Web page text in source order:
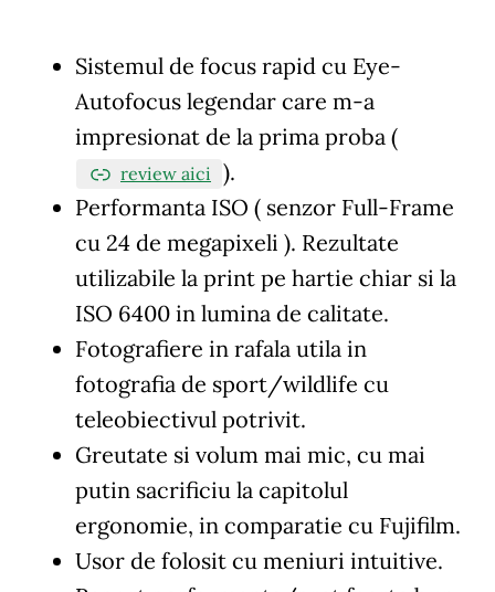
Sistemul de focus rapid cu Eye-
Autofocus legendar care m-a
impresionat de la prima proba (
review aici
).
Performanta ISO ( senzor Full-Frame
cu 24 de megapixeli ). Rezultate
utilizabile la print pe hartie chiar si la
ISO 6400 in lumina de calitate.
Fotografiere in rafala utila in
fotografia de sport/wildlife cu
teleobiectivul potrivit.
Greutate si volum mai mic, cu mai
putin sacrificiu la capitolul
ergonomie, in comparatie cu Fujifilm.
Usor de folosit cu meniuri intuitive.